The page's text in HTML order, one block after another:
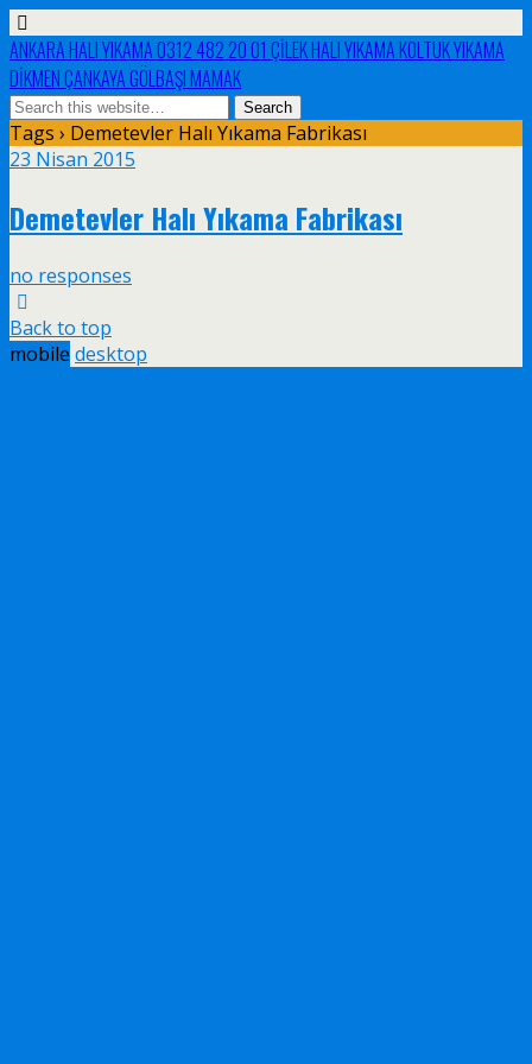
ANKARA HALI YIKAMA 0312 482 20 01 ÇİLEK HALI YIKAMA KOLTUK YIKAMA
DİKMEN ÇANKAYA GÖLBAŞI MAMAK
Tags › Demetevler Halı Yıkama Fabrikası
23 Nisan 2015
Demetevler Halı Yıkama Fabrikası
no responses
Back to top
mobile desktop